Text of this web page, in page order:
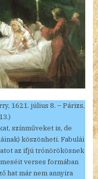
1621. július 8. – Párizs,
színműveket is, de
köszönheti. Fabulái
az ifjú trónörökösnek
verses formában
hat már nem annyira